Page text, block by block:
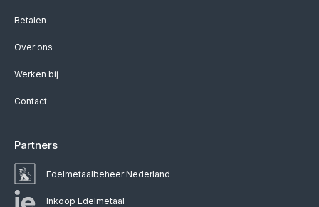
Betalen
Over ons
Werken bij
Contact
Partners
Edelmetaalbeheer Nederland
Inkoop Edelmetaal